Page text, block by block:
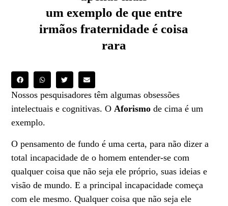
um exemplo de que entre
irmãos fraternidade é coisa
rara
Nossos pesquisadores têm algumas obsessões
intelectuais e cognitivas. OAforismo de cima é um
exemplo.
O pensamento de fundo é uma certa, para não dizer a
total incapacidade de o homem entender-se com
qualquer coisa que não seja ele próprio, suas ideias e
visão de mundo. E a principal incapacidade começa
com ele mesmo. Qualquer coisa que não seja ele